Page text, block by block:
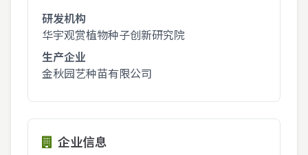
研发机构
华宇观赏植物种子创新研究院
生产企业
金秋园艺种苗有限公司
企业信息